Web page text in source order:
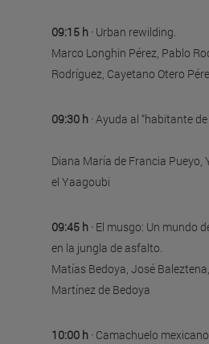
09:15 h · Urban rewilding.
Marco Longhin Pérez, Pablo
Rodríguez, Cayetano Otero
09:30 h · Ayuda al “habitante
Diana María de Francia Pueyo,
el Yaagoubi
09:45 h · El musgo: Un mundo
en la jungla de asfalto.
Matías Bedoya, José
Martínez de Bedoya
10:00 h · Camachuelo